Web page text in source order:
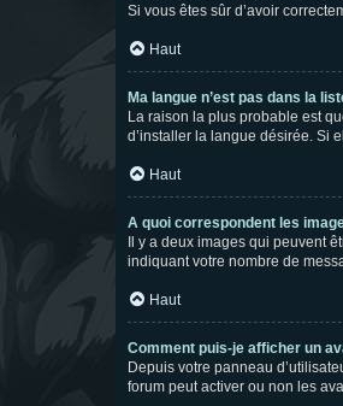
Si vous êtes sûr d’avoir
Haut
Ma langue n’est pas dans la
La raison la plus probable est
d’installer la langue désirée. Si
Haut
A quoi correspondent les
Il y a deux images qui peuvent
indiquant votre nombre de
Haut
Comment puis-je afficher un
Depuis votre panneau
forum peut activer ou non les